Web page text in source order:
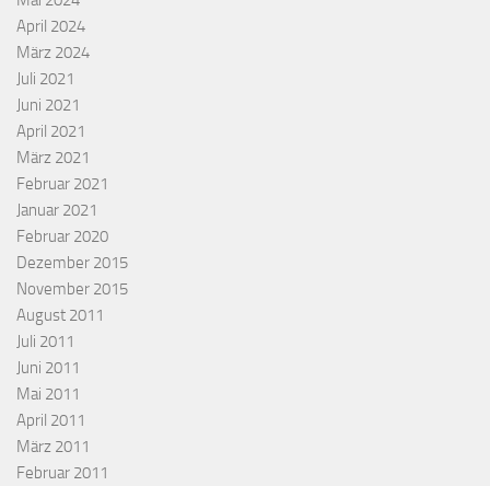
April 2024
März 2024
Juli 2021
Juni 2021
April 2021
März 2021
Februar 2021
Januar 2021
Februar 2020
Dezember 2015
November 2015
August 2011
Juli 2011
Juni 2011
Mai 2011
April 2011
März 2011
Februar 2011